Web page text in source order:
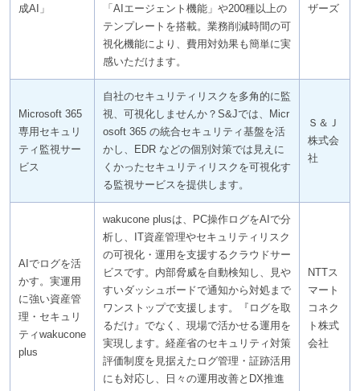
成AI」
「AIエージェント機能」や200種以上の
テンプレートを搭載。業務削減時間の可
視化機能により、費用対効果も簡単に実
感いただけます。
ザーズ
Microsoft 365
専用セキュリ
ティ監視サー
ビス
自社のセキュリティリスクを多角的に監
視、可視化しませんか？S&Jでは、Micr
osoft 365 の統合セキュリティ基盤を活
かし、EDR などの個別対策では見えに
くかったセキュリティリスクを可視化す
る監視サービスを提供します。
Ｓ＆Ｊ
株式会
社
AIでログを活
かす。実運用
に強い資産管
理・セキュリ
ティwakucone
plus
wakucone plusは、PC操作ログをAIで分
析し、IT資産管理やセキュリティリスク
の可視化・運用を支援するクラウドサー
ビスです。内部脅威を自動検知し、見や
すいダッシュボードで通知から対処まで
ワンストップで支援します。『ログを取
るだけ』でなく、現場で活かせる運用を
実現します。経産省のセキュリティ対策
評価制度を見据えたログ管理・証跡活用
にも対応し、日々の運用改善とDX推進
NTTス
マート
コネク
ト株式
会社